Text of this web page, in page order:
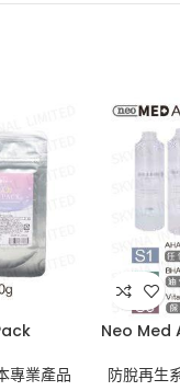
專業產品
Neo Med
防脫再生